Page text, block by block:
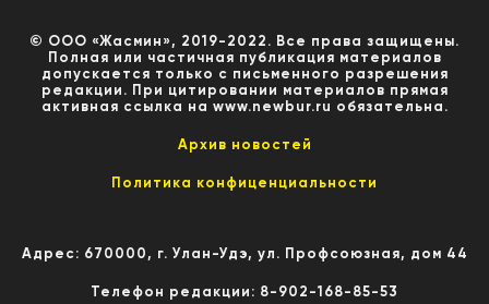
© ООО «Жасмин», 2019-2022. Все права защищены.
Полная или частичная публикация материалов
допускается только с письменного разрешения
редакции. При цитировании материалов прямая
активная ссылка на www.newbur.ru обязательна.
Архив новостей
Политика конфиценциальности
Адрес: 670000, г. Улан-Удэ, ул. Профсоюзная, дом 44
Телефон редакции: 8-902-168-85-53